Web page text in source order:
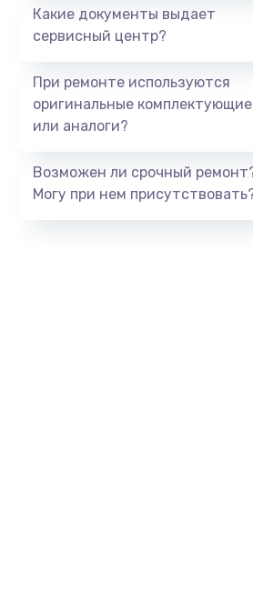
Восстановление
Заказать
1060 руб.
Какие документы выдает
сервисный центр?
При ремонте используются
оригинальные комплектующие
или аналоги?
Возможен ли срочный
Могу при нем